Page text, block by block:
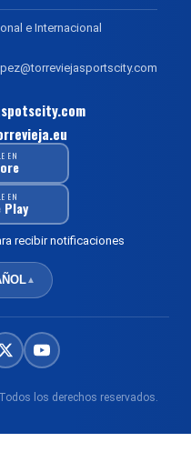
e Internacional
EN
EN
Play
recibir notificaciones
▲
los derechos reservados.